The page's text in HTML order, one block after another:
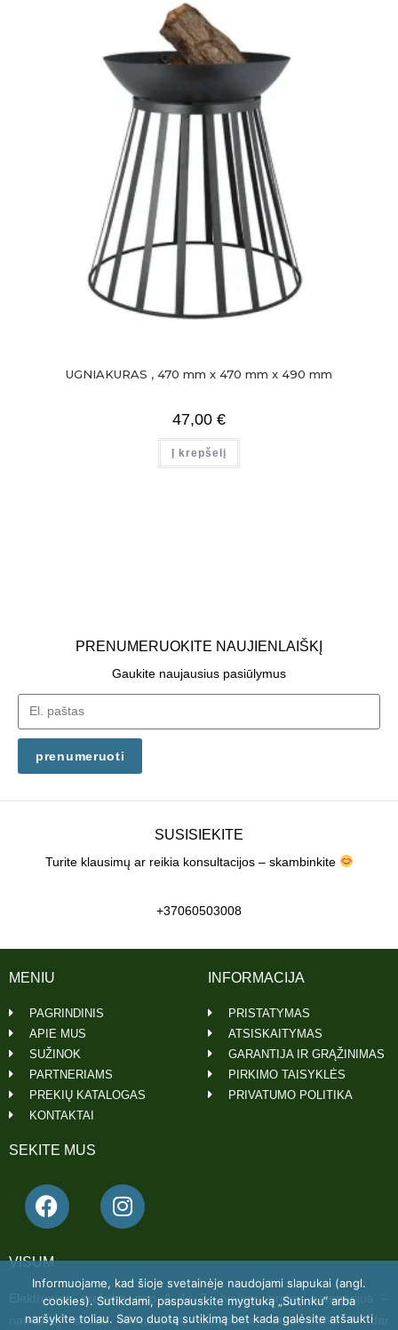
UGNIAKURAS , 470 mm x 470 mm x 490 mm
47,00 €
Į krepšelį
PRENUMERUOKITE NAUJIENLAIŠKĮ
Gaukite naujausius pasiūlymus
prenumeruoti
SUSISIEKITE
Turite klausimų ar reikia konsultacijos – skambinkite
+37060503008
VISUM
Elektroninė prekyba nuo A iki Z. Įvairios prekių kategorijos –
namams, sodui, laisvalaikiui, statyboms, automobiliui ir dar
SEKITE MUS
INFORMACIJA
PRISTATYMAS
ATSISKAITYMAS
GARANTIJA IR GRĄŽINIMAS
PIRKIMO TAISYKLĖS
PRIVATUMO POLITIKA
MENIU
PAGRINDINIS
APIE MUS
SUŽINOK
PARTNERIAMS
PREKIŲ KATALOGAS
KONTAKTAI
Informuojame, kad šioje svetainėje naudojami slapukai (angl.
cookies). Sutikdami, paspauskite mygtuką „Sutinku“ arba
naršykite toliau. Savo duotą sutikimą bet kada galėsite atšaukti